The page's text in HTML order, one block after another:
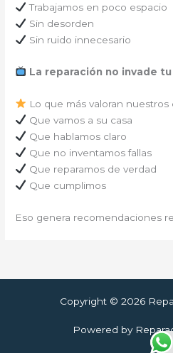
Trabajamos en poco espacio
Sin desorden
Sin ruido innecesario
La reparación no invade
Lo que más valoran nuestros
Que vamos a su casa
Que hablamos claro
Que no inventamos fallas
Que reparamos de verdad
Que cumplimos
Eso genera recomendaciones
Copyright © 2026
Powered by